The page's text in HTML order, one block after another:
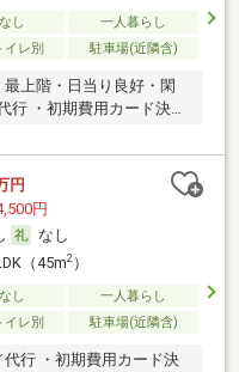
し
一人暮らし
イレ別 駐車場(近隣含)
上階・日当り良好・閑
行 ・初期費用カード決済
円
円
なし
（45m2）
し
一人暮らし
イレ別 駐車場(近隣含)
行 ・初期費用カード決